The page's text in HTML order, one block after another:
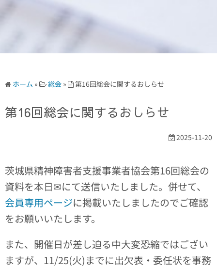
ホーム » 総会 » 第16回総会に関するおしらせ
第16回総会に関するおしらせ
2025-11-20
茨城県精神障害者支援事業者協会第16回総会の
資料を本日✉にて送信いたしました。併せて、
会員専用ページに掲載いたしましたのでご確認
をお願いいたします。
また、開催日が差し迫る中大変恐縮ではござい
ますが、11/25(火)までに出欠表・委任状を事務